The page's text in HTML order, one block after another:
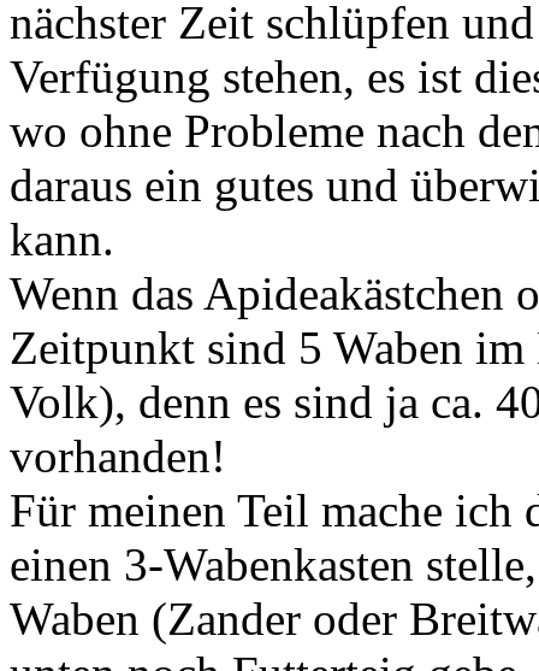
nächster Zeit schlüpfen
Verfügung stehen, es ist
wo ohne Probleme nach
daraus ein gutes und
kann.
Wenn das Apideakästchen
Zeitpunkt sind 5 Waben
Volk), denn es sind ja ca.
vorhanden!
Für meinen Teil mache ich
einen 3-Wabenkasten
Waben (Zander oder